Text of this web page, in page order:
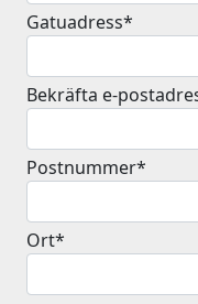
Gatuadress*
Bekräfta e-
Postnummer*
Ort*